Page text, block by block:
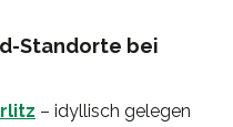
Standorte bei
– idyllisch gelegen